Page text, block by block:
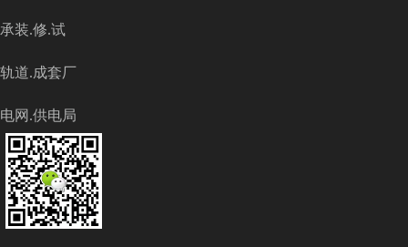
承装.修.试
轨道.成套厂
电网.供电局